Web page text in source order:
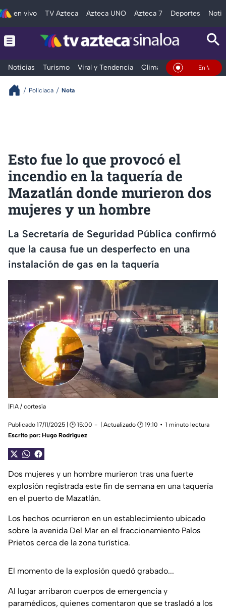
en vivo TV Azteca Azteca UNO Azteca 7 Deportes
Noticias Turismo Viral y Tendencia Clima Deportes En Vivo
Policiaca Nota
Esto fue lo que provocó el
incendio en la taquería de
Mazatlán donde murieron dos
mujeres y un hombre
La Secretaría de Seguridad Pública confirmó
que la causa fue un desperfecto en una
instalación de gas en la taquería
|FIA / cortesía
Publicado 17/11/2025 | 🕑 15:00 | Actualizado 🕑 19:10
1 minuto lectura
Escrito por: Hugo Rodríguez
Dos mujeres y un hombre murieron tras una fuerte
explosión registrada este fin de semana en una taquería
en el puerto de Mazatlán.
Los hechos ocurrieron en un establecimiento ubicado
sobre la avenida Del Mar en el fraccionamiento Palos
Prietos cerca de la zona turística.
El momento de la explosión quedó grabado...
Al lugar arribaron cuerpos de emergencia y
paramédicos, quienes comentaron que se trasladó a los